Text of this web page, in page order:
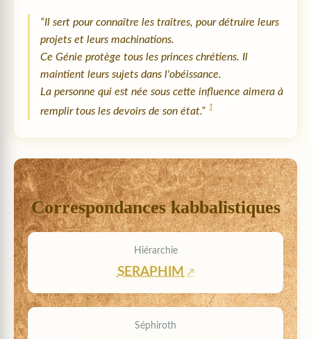
“Il sert pour connaître les traîtres, pour détruire leurs
projets et leurs machinations.
Ce Génie protège tous les princes chrétiens. Il
maintient leurs sujets dans l'obéissance.
La personne qui est née sous cette influence aimera à
remplir tous les devoirs de son état.” 1
Correspondances kabbalistiques
Hiérarchie
SERAPHIM
Séphiroth